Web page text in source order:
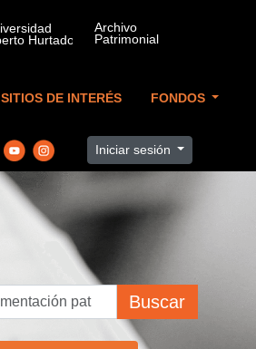
SITIOS DE INTERÉS FONDOS
Iniciar sesión
Buscar